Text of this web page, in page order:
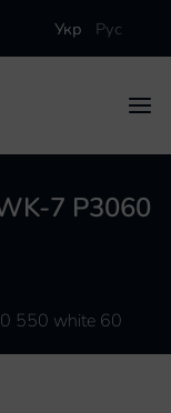
Укр Рус
7 P3060
550 white 60